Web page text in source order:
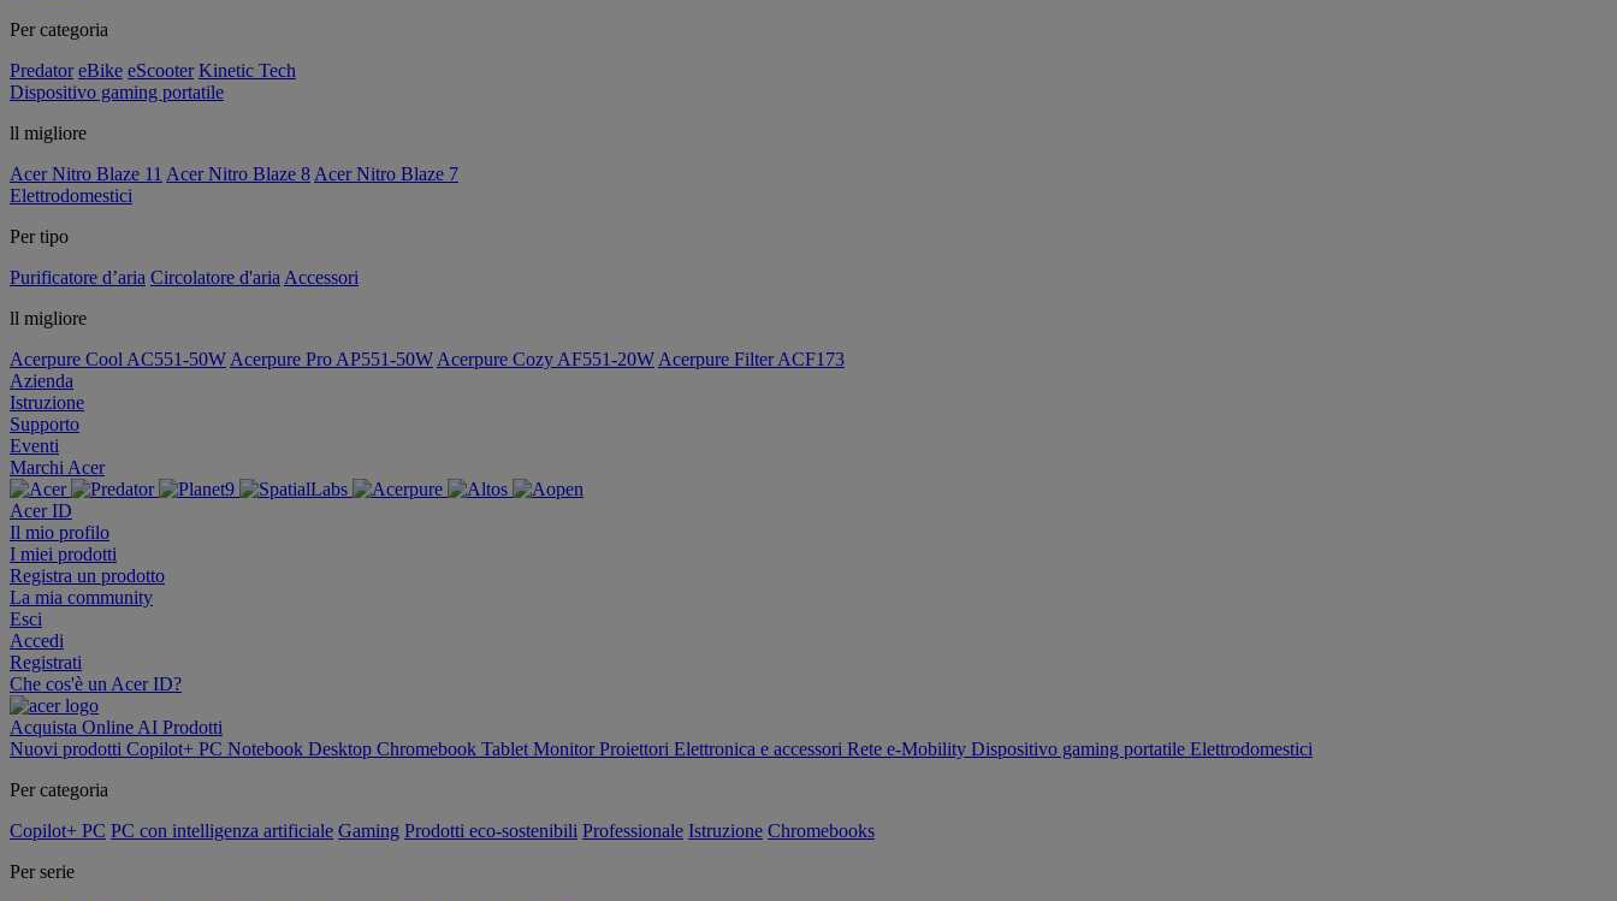
Per categoria
Predator eBike eScooter Kinetic Tech
Dispositivo gaming portatile
ll migliore
Acer Nitro Blaze 11 Acer Nitro Blaze 8 Acer Nitro Blaze 7
Elettrodomestici
Per tipo
Purificatore d’aria Circolatore d'aria Accessori
ll migliore
Acerpure Cool AC551-50W Acerpure Pro AP551-50W Acerpure Cozy AF551-20W Acerpure Filter ACF173
Azienda
Istruzione
Supporto
Eventi
Marchi Acer
Acer ID
Il mio profilo
I miei prodotti
Registra un prodotto
La mia community
Esci
Accedi
Registrati
Che cos'è un Acer ID?
Acquista Online AI Prodotti
Nuovi prodotti Copilot+ PC Notebook Desktop Chromebook Tablet MonitorProiettori Elettronica e accessori Rete e-Mobility Dispositivo gaming portatile Elettrodomestici
Per categoria
Copilot+ PC PC con intelligenza artificiale Gaming Prodotti eco-sostenibili Professionale Istruzione Chromebooks
Per serie